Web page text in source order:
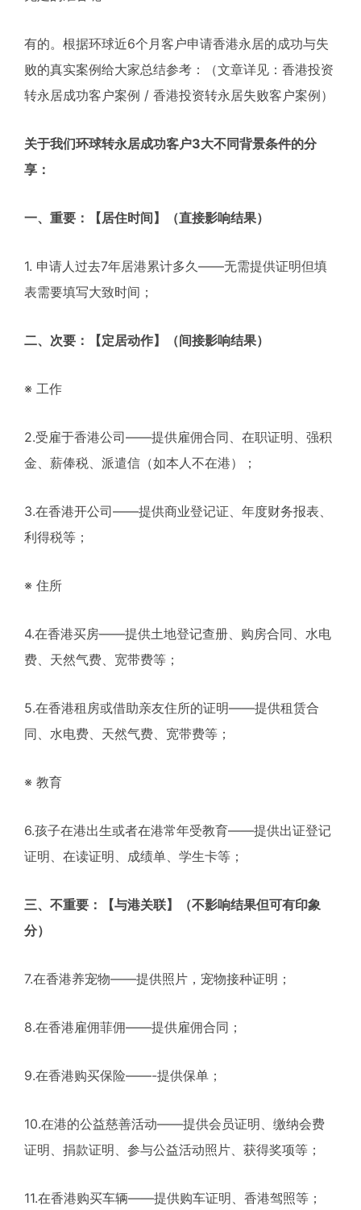
有的。根据环球近6个月客户申请香港永居的成功与失
败的真实案例给大家总结参考：（文章详见：香港投资
转永居成功客户案例 / 香港投资转永居失败客户案例）
关于我们环球转永居成功客户3大不同背景条件的分
享：
一、重要：【居住时间】（直接影响结果）
1. 申请人过去7年居港累计多久——无需提供证明但填
表需要填写大致时间；
二、次要：【定居动作】（间接影响结果）
※ 工作
2.受雇于香港公司——提供雇佣合同、在职证明、强积
金、薪俸税、派遣信（如本人不在港）；
3.在香港开公司——提供商业登记证、年度财务报表、
利得税等；
※ 住所
4.在香港买房——提供土地登记查册、购房合同、水电
费、天然气费、宽带费等；
5.在香港租房或借助亲友住所的证明——提供租赁合
同、水电费、天然气费、宽带费等；
※ 教育
6.孩子在港出生或者在港常年受教育——提供出证登记
证明、在读证明、成绩单、学生卡等；
三、不重要：【与港关联】（不影响结果但可有印象
分）
7.在香港养宠物——提供照片，宠物接种证明；
8.在香港雇佣菲佣——提供雇佣合同；
9.在香港购买保险——-提供保单；
10.在港的公益慈善活动——提供会员证明、缴纳会费
证明、捐款证明、参与公益活动照片、获得奖项等；
11.在香港购买车辆——提供购车证明、香港驾照等；